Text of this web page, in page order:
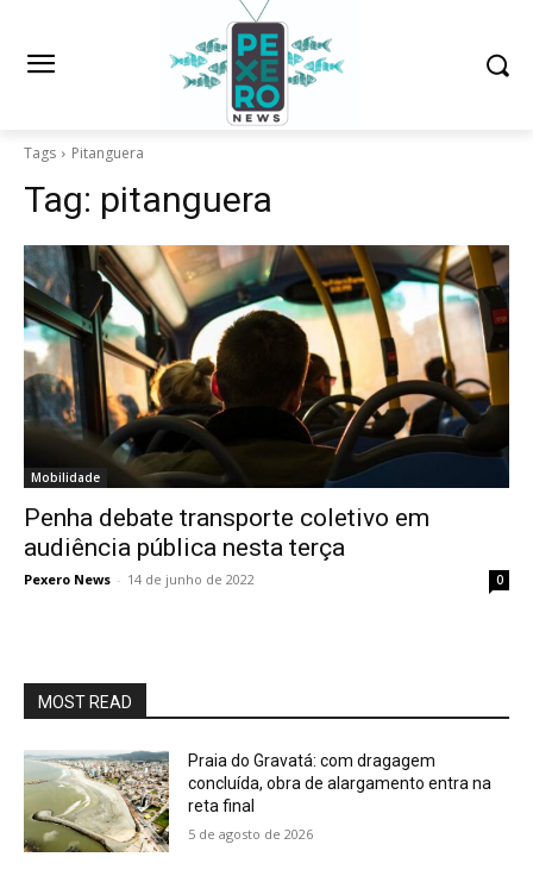
Tags Pitanguera
Tag: pitanguera
Mobilidade
Penha debate transporte coletivo em
audiência pública nesta terça
Pexero News - 14 de junho de 2022 0
MOST READ
Praia do Gravatá: com dragagem
concluída, obra de alargamento entra na
reta final
5 de agosto de 2026